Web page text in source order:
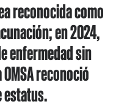
reconocida como
en 2024,
enfermedad sin
reconoció